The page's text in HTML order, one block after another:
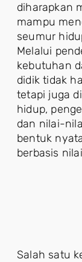
diharapkan
mampu
seumur
Melalui
kebutuhan
didik tidak
tetapi juga
hidup,
dan nilai-
bentuk
berbasis
Salah satu